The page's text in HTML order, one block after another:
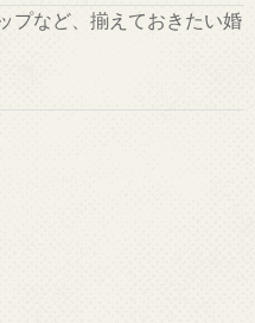
プなど、揃えておきたい婚